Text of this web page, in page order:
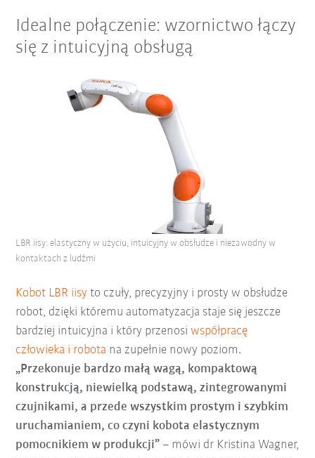
Idealne połączenie: wzornictwo łączy
się z intuicyjną obsługą
Kobot LBR iisy to czuły, precyzyjny i prosty w obsłudze
robot, dzięki któremu automatyzacja staje się jeszcze
bardziej intuicyjna i który przenosiwspółpracę
człowieka i robota na zupełnie nowy poziom.
„Przekonuje bardzo małą wagą, kompaktową
konstrukcją, niewielką podstawą, zintegrowanymi
czujnikami, a przede wszystkim prostym i szybkim
uruchamianiem, co czyni kobota elastycznym
pomocnikiem w produkcji” – mówi dr Kristina Wagner,
LBR iisy: elastyczny w użyciu, intuicyjny w obsłudze i niezawodny w
kontaktach z ludźmi